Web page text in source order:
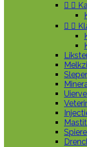
 
 